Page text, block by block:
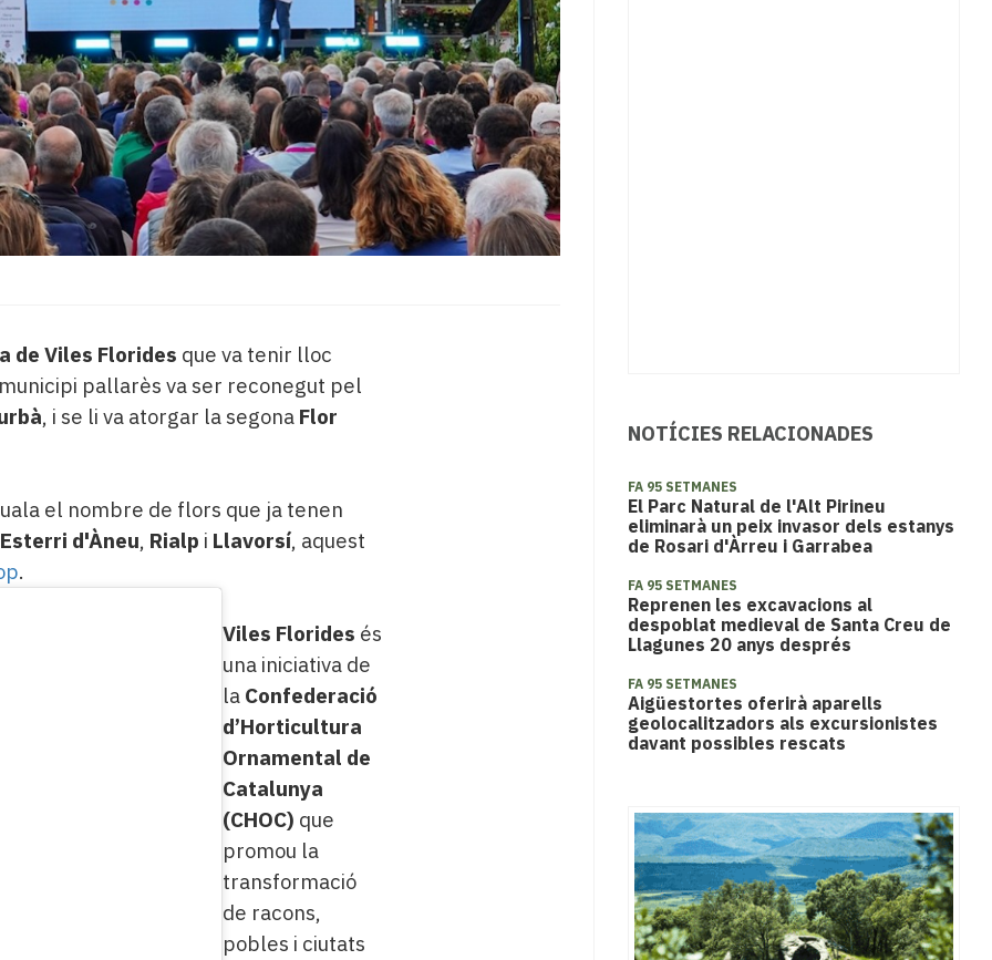
de Viles Florides que va tenir lloc
pallarès va ser reconegut pel
, i se li va atorgar la segona Flor
el nombre de flors que ja tenen
Esterri d'Àneu, Rialp i Llavorsí, aquest
.
Viles Florides és
una iniciativa de
la Confederació
d’Horticultura
Ornamental de
Catalunya
(CHOC) que
promou la
transformació
de racons,
pobles i ciutats
NOTÍCIES RELACIONADES
FA 95 SETMANES
El Parc Natural de l'Alt Pirineu
eliminarà un peix invasor dels estanys
de Rosari d'Àrreu i Garrabea
FA 95 SETMANES
Reprenen les excavacions al
despoblat medieval de Santa Creu de
Llagunes 20 anys després
FA 95 SETMANES
Aigüestortes oferirà aparells
geolocalitzadors als excursionistes
davant possibles rescats